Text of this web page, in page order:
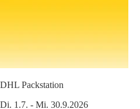
DHL Packstation
Di. 1.7. - Mi. 30.9.2026